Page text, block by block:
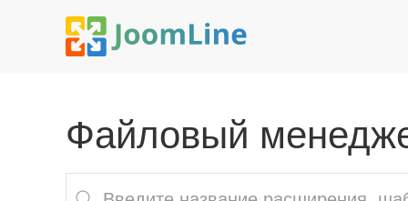
Файловый